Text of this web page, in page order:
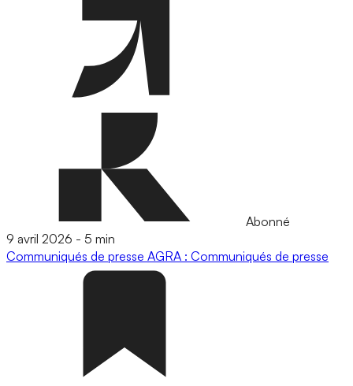
Abonné
9 avril 2026 - 5 min
Communiqués de presse AGRA : Communiqués de presse